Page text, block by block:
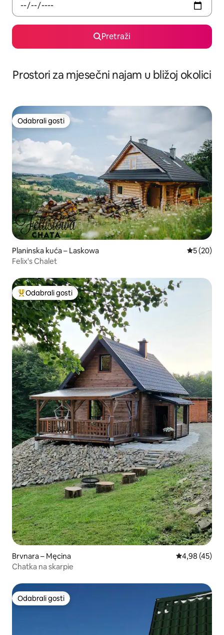
Pretraži
Prostori za mjesečni najam u bližoj okolici
Odabrali gosti
Odabrali gosti
Planinska kuća – Laskowa Prosječna
5 (20)
Felix's Chalet
Među najviše rangiranima s oznakom „Odabrali gosti”
Odabrali gosti
Brvnara – Męcina Prosječna
4,98 (45)
Chatka na skarpie
Odabrali gosti
Odabrali gosti